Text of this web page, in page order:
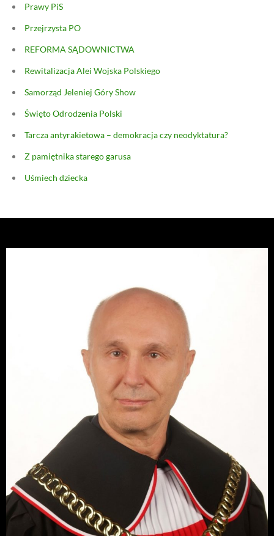
Prawy PiS
Przejrzysta PO
REFORMA SĄDOWNICTWA
Rewitalizacja Alei Wojska Polskiego
Samorząd Jeleniej Góry Show
Święto Odrodzenia Polski
Tarcza antyrakietowa – demokracja czy neodyktatura?
Z pamiętnika starego garusa
Uśmiech dziecka